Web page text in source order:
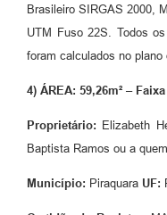
Brasileiro SIRGAS 2000,
UTM Fuso 22S. Todos
foram calculados no plano
4) ÁREA: 59,26m² –
Proprietário: Elizabeth
Baptista Ramos ou a
Município: Piraquara UF: